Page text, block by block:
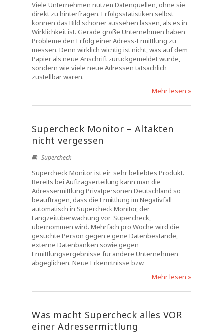
Viele Unternehmen nutzen Datenquellen, ohne sie
direkt zu hinterfragen. Erfolgsstatistiken selbst
können das Bild schöner aussehen lassen, als es in
Wirklichkeit ist. Gerade große Unternehmen haben
Probleme den Erfolg einer Adress-Ermittlung zu
messen. Denn wirklich wichtig ist nicht, was auf dem
Papier als neue Anschrift zurückgemeldet wurde,
sondern wie viele neue Adressen tatsächlich
zustellbar waren.
Mehr lesen »
Supercheck Monitor – Altakten
nicht vergessen
Supercheck
Supercheck Monitor ist ein sehr beliebtes Produkt.
Bereits bei Auftragserteilung kann man die
Adressermittlung Privatpersonen Deutschland so
beauftragen, dass die Ermittlung im Negativfall
automatisch in Supercheck Monitor, der
Langzeitüberwachung von Supercheck,
übernommen wird. Mehrfach pro Woche wird die
gesuchte Person gegen eigene Datenbestände,
externe Datenbanken sowie gegen
Ermittlungsergebnisse für andere Unternehmen
abgeglichen. Neue Erkenntnisse bzw.
Mehr lesen »
Was macht Supercheck alles VOR
einer Adressermittlung